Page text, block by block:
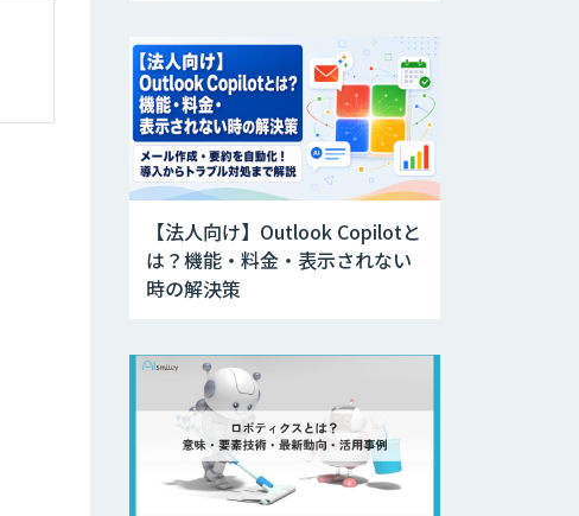
【法人向け】Outlook Copilotと
は？機能・料金・表示されない
時の解決策